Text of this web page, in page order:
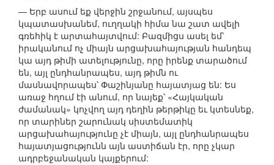
— Երբ ասում եք վերջին շրջանում, այսպես
կպատասխանեմ, ուղղակի հիմա նա շատ ավելի
գռեհիկ է արտահայտվում: Բազմիցս ասել եմ՝
իրականում ոչ միայն արցախահայության հանդեպ
կա այդ թիմի ատելությունը, որը իրենք տարածում
են, այլ ընդհանրապես, այդ թիմն ու
մասնավորապես՝ Փաշինյանը հայատյաց են: Ես
առաջ հղում էի անում, որ նայեք՝ «Հայկական
ժամանակ» կոչվող այդ դեղին թերթիկը եւ կտեսնեք,
որ տարիներ շարունակ սիստեմատիկ
արցախահայությունը չէ միայն, այլ ընդհանրապես
հայատյացությունն այն աստիճան էր, որը չկար
ադրբեջանական կայքերում: